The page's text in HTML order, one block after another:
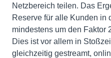
Netzbereich teilen. Das
Reserve für alle Kunden in
mindestens um den Faktor
Dies ist vor allem in
gleichzeitig gestreamt,